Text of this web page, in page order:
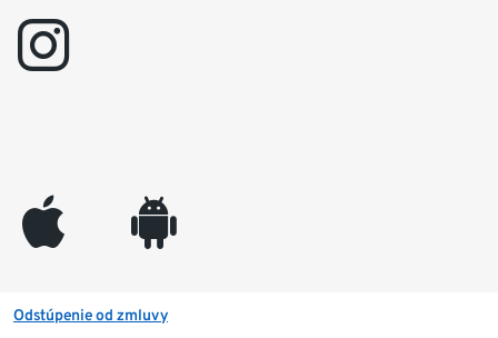
instagram
appleinc android
Odstúpenie od zmluvy